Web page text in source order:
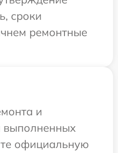
сроки
ремонтные
и
выполненных
официальную